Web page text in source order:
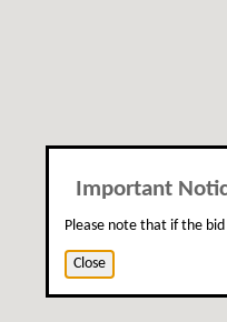
Important
Please note that if the
Close